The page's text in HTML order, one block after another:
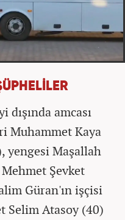
amcası
Muhammet Kaya
yengesi Maşallah
Şevket
Güran'ın işçisi
Selim Atasoy (40)